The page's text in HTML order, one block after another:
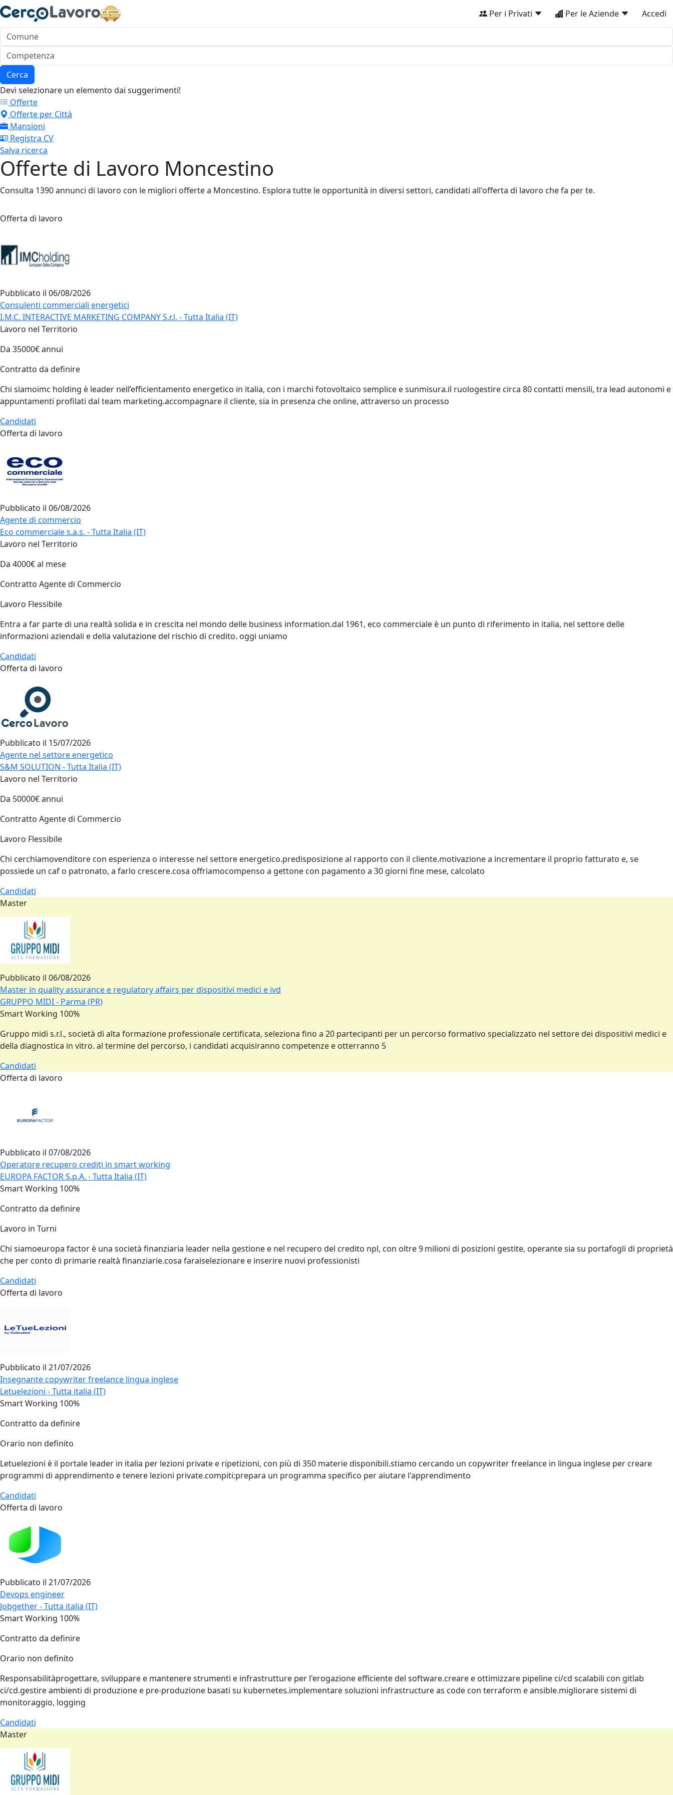
Per i Privati Per le Aziende Accedi
Cerca
Devi selezionare un elemento dai suggerimenti!
Offerte
Offerte per Città
Mansioni
Registra CV
Salva ricerca
Offerte di Lavoro Moncestino
Consulta 1390 annunci di lavoro con le migliori offerte a Moncestino. Esplora tutte le opportunità in diversi settori, candidati all'offerta di lavoro che fa per te.
Offerta di lavoro
Pubblicato il 06/08/2026
Consulenti commerciali energetici
I.M.C. INTERACTIVE MARKETING COMPANY S.r.l. - Tutta Italia (IT)
Lavoro nel Territorio
Da 35000€ annui
Contratto da definire
Chi siamoimc holding è leader nell’efficientamento energetico in italia, con i marchi fotovoltaico semplice e sunmisura.il ruologestire circa 80 contatti mensili, tra lead autonomi e
appuntamenti profilati dal team marketing.accompagnare il cliente, sia in presenza che online, attraverso un processo
Candidati
Offerta di lavoro
Pubblicato il 06/08/2026
Agente di commercio
Eco commerciale s.a.s. - Tutta Italia (IT)
Lavoro nel Territorio
Da 4000€ al mese
Contratto Agente di Commercio
Lavoro Flessibile
Entra a far parte di una realtà solida e in crescita nel mondo delle business information.dal 1961, eco commerciale è un punto di riferimento in italia, nel settore delle
informazioni aziendali e della valutazione del rischio di credito. oggi uniamo
Candidati
Offerta di lavoro
Pubblicato il 15/07/2026
Agente nel settore energetico
S&M SOLUTION - Tutta Italia (IT)
Lavoro nel Territorio
Da 50000€ annui
Contratto Agente di Commercio
Lavoro Flessibile
Chi cerchiamovenditore con esperienza o interesse nel settore energetico.predisposizione al rapporto con il cliente.motivazione a incrementare il proprio fatturato e, se
possiede un caf o patronato, a farlo crescere.cosa offriamocompenso a gettone con pagamento a 30 giorni fine mese, calcolato
Candidati
Master
Pubblicato il 06/08/2026
Master in quality assurance e regulatory affairs per dispositivi medici e ivd
GRUPPO MIDI - Parma (PR)
Smart Working 100%
Gruppo midi s.r.l., società di alta formazione professionale certificata, seleziona fino a 20 partecipanti per un percorso formativo specializzato nel settore dei dispositivi medici e
della diagnostica in vitro. al termine del percorso, i candidati acquisiranno competenze e otterranno 5
Candidati
Offerta di lavoro
Pubblicato il 07/08/2026
Operatore recupero crediti in smart working
EUROPA FACTOR S.p.A. - Tutta Italia (IT)
Smart Working 100%
Contratto da definire
Lavoro in Turni
Chi siamoeuropa factor è una società finanziaria leader nella gestione e nel recupero del credito npl, con oltre 9 milioni di posizioni gestite, operante sia su portafogli di proprietà
che per conto di primarie realtà finanziarie.cosa faraiselezionare e inserire nuovi professionisti
Candidati
Offerta di lavoro
Pubblicato il 21/07/2026
Insegnante copywriter freelance lingua inglese
Letuelezioni - Tutta italia (IT)
Smart Working 100%
Contratto da definire
Orario non definito
Letuelezioni è il portale leader in italia per lezioni private e ripetizioni, con più di 350 materie disponibili.stiamo cercando un copywriter freelance in lingua inglese per creare
programmi di apprendimento e tenere lezioni private.compiti:prepara un programma specifico per aiutare l'apprendimento
Candidati
Offerta di lavoro
Pubblicato il 21/07/2026
Devops engineer
Jobgether - Tutta italia (IT)
Smart Working 100%
Contratto da definire
Orario non definito
Responsabilitàprogettare, sviluppare e mantenere strumenti e infrastrutture per l'erogazione efficiente del software.creare e ottimizzare pipeline ci/cd scalabili con gitlab
ci/cd.gestire ambienti di produzione e pre‑produzione basati su kubernetes.implementare soluzioni infrastructure as code con terraform e ansible.migliorare sistemi di
monitoraggio, logging
Candidati
Master